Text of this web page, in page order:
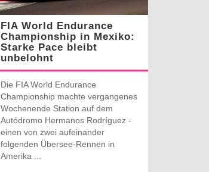
FIA World Endurance
Championship in Mexiko:
Starke Pace bleibt
unbelohnt
Die FIA World Endurance
Championship machte vergangenes
Wochenende Station auf dem
Autódromo Hermanos Rodríguez -
einen von zwei aufeinander
folgenden Übersee-Rennen in
Amerika ...